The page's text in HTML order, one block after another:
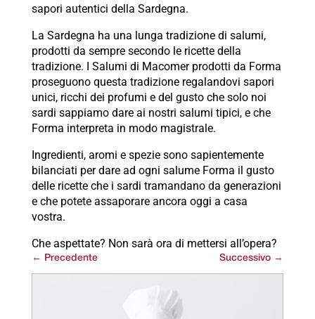
sapori autentici della Sardegna.
La Sardegna ha una lunga tradizione di salumi,
prodotti da sempre secondo le ricette della
tradizione. I Salumi di Macomer prodotti da Forma
proseguono questa tradizione regalandovi sapori
unici, ricchi dei profumi e del gusto che solo noi
sardi sappiamo dare ai nostri salumi tipici, e che
Forma interpreta in modo magistrale.
Ingredienti, aromi e spezie sono sapientemente
bilanciati per dare ad ogni salume Forma il gusto
delle ricette che i sardi tramandano da generazioni
e che potete assaporare ancora oggi a casa
vostra.
Che aspettate? Non sarà ora di mettersi all’opera?
← Precedente Successivo →